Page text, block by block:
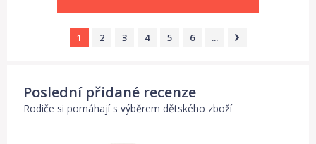
1 2 3 4 5 6 ...
Poslední přidané recenze
Rodiče si pomáhají s výběrem dětského zboží